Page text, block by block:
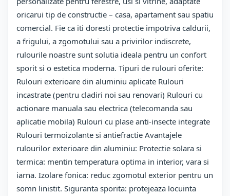
oricarui tip de constructie – casa, apartament sau spatiu
comercial. Fie ca iti doresti protectie impotriva caldurii,
a frigului, a zgomotului sau a privirilor indiscrete,
rulourile noastre sunt solutia ideala pentru un confort
sporit si o estetica moderna. Tipuri de rulouri oferite:
Rulouri exterioare din aluminiu aplicate Rulouri
incastrate (pentru cladiri noi sau renovari) Rulouri cu
actionare manuala sau electrica (telecomanda sau
aplicatie mobila) Rulouri cu plase anti-insecte integrate
Rulouri termoizolante si antiefractie Avantajele
rulourilor exterioare din aluminiu: Protectie solara si
termica: mentin temperatura optima in interior, vara si
iarna. Izolare fonica: reduc zgomotul exterior pentru un
somn linistit. Siguranta sporita: protejeaza locuinta